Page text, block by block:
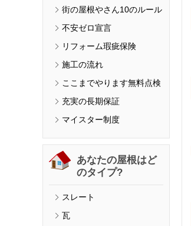
街の屋根やさん10のルール
不安ゼロ宣言
リフォーム瑕疵保険
施工の流れ
ここまでやります無料点検
充実の長期保証
マイスター制度
あなたの屋根はど
のタイプ?
スレート
瓦